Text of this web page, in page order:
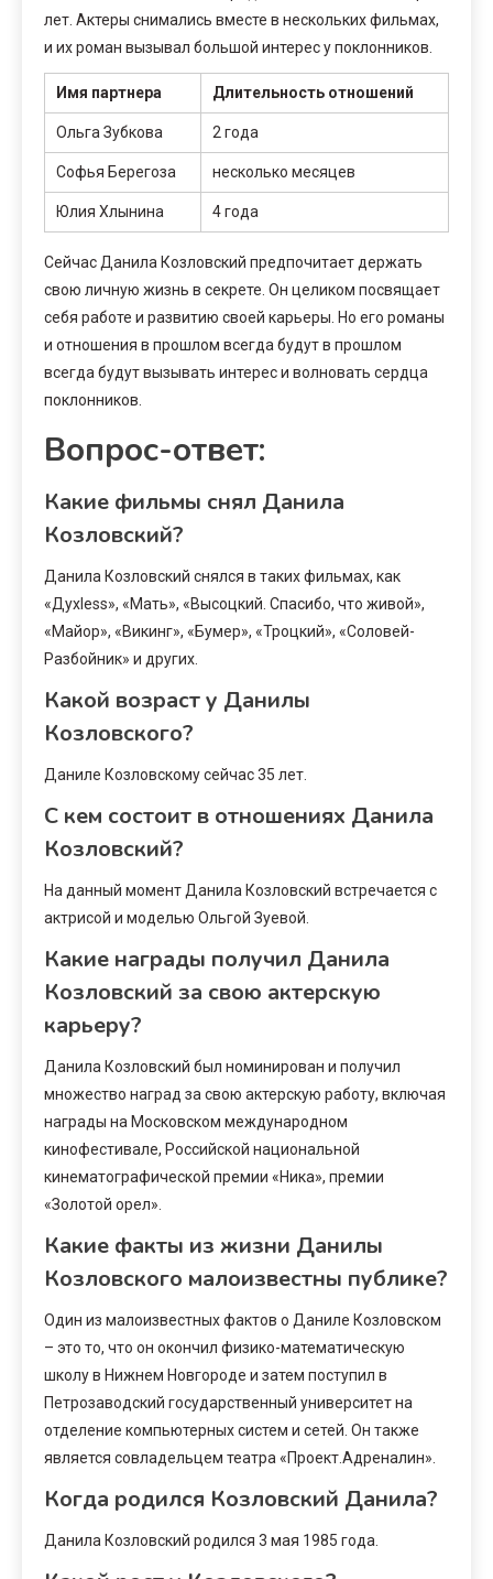
лет. Актеры снимались вместе в нескольких фильмах,
и их роман вызывал большой интерес у поклонников.
Имя партнера Длительность отношений
Ольга Зубкова 2 года
Софья Берегоза несколько месяцев
Юлия Хлынина 4 года
Сейчас Данила Козловский предпочитает держать
свою личную жизнь в секрете. Он целиком посвящает
себя работе и развитию своей карьеры. Но его романы
и отношения в прошлом всегда будут в прошлом
всегда будут вызывать интерес и волновать сердца
поклонников.
Вопрос-ответ:
Какие фильмы снял Данила
Козловский?
Данила Козловский снялся в таких фильмах, как
«Духless», «Мать», «Высоцкий. Спасибо, что живой»,
«Майор», «Викинг», «Бумер», «Троцкий», «Соловей-
Разбойник» и других.
Какой возраст у Данилы
Козловского?
Даниле Козловскому сейчас 35 лет.
С кем состоит в отношениях Данила
Козловский?
На данный момент Данила Козловский встречается с
актрисой и моделью Ольгой Зуевой.
Какие награды получил Данила
Козловский за свою актерскую
карьеру?
Данила Козловский был номинирован и получил
множество наград за свою актерскую работу, включая
награды на Московском международном
кинофестивале, Российской национальной
кинематографической премии «Ника», премии
«Золотой орел».
Какие факты из жизни Данилы
Козловского малоизвестны публике?
Один из малоизвестных фактов о Даниле Козловском
– это то, что он окончил физико-математическую
школу в Нижнем Новгороде и затем поступил в
Петрозаводский государственный университет на
отделение компьютерных систем и сетей. Он также
является совладельцем театра «Проект.Адреналин».
Когда родился Козловский Данила?
Данила Козловский родился 3 мая 1985 года.